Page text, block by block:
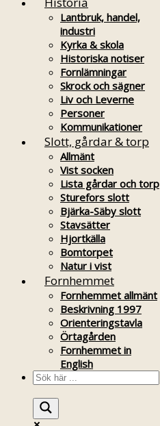
Lantbruk, handel,
industri
Kyrka & skola
Historiska notiser
Fornlämningar
Skrock och sägner
Liv och Leverne
Personer
Kommunikationer
Slott, gårdar & torp
Allmänt
Vist socken
Lista gårdar och torp
Sturefors slott
Bjärka-Säby slott
Stavsätter
Hjortkälla
Bomtorpet
Natur i vist
Fornhemmet
Fornhemmet allmänt
Beskrivning 1997
Orienteringstavla
Örtagården
Fornhemmet in
English